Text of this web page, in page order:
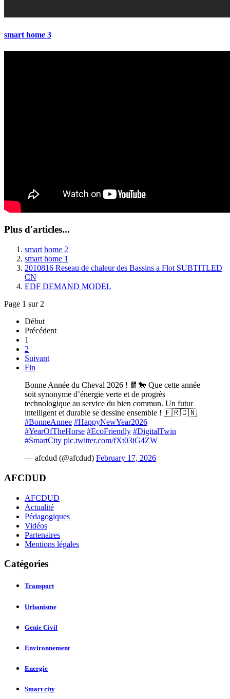
smart home 3
Plus d'articles...
smart home 2
smart home 1
2010816 Reseau de chaleur des Bassins a Flot SUBTITLED
CN
EDF DEMAND MODEL
Page 1 sur 2
Début
Précédent
1
2
Suivant
Fin
Bonne Année du Cheval 2026 ! 🧧🐎 Que cette année
soit synonyme d’énergie verte et de progrès
technologique au service du bien commun. Un futur
intelligent et durable se dessine ensemble ! 🇫🇷🇨🇳
#BonneAnnee #HappyNewYear2026
#YearOfTheHorse #EcoFriendly #DigitalTwin
#SmartCity pic.twitter.com/fXt03iG4ZW
— afcdud (@afcdud) February 17, 2026
AFCDUD
AFCDUD
Actualité
Pédagogiques
Vidéos
Partenaires
Mentions légales
Catégories
Transport
Urbanisme
Genie Civil
Environnement
Energie
Smart city